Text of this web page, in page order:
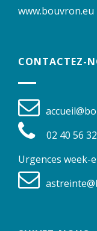
www.bouvron.eu
CONTACTEZ-
02 40 56
Urgences week-